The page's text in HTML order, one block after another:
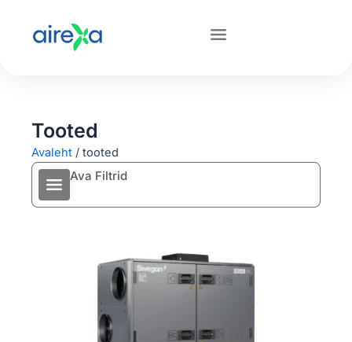
Tooted
Avaleht / tooted
Ava Filtrid